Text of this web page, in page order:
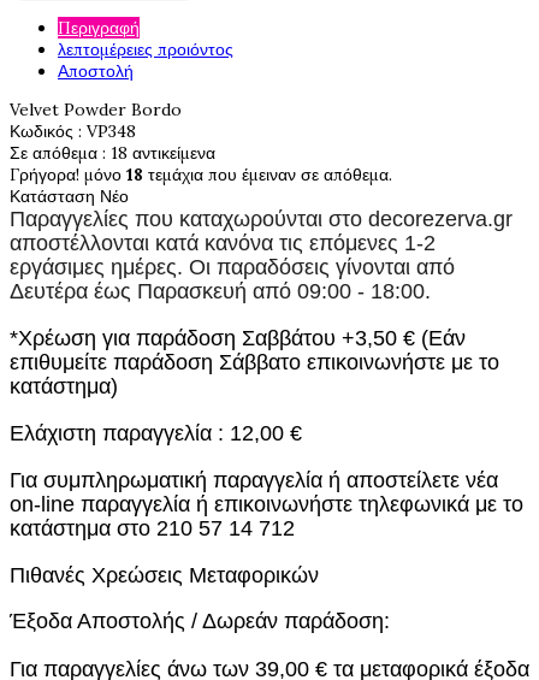
Περιγραφή
λεπτομέρειες προιόντος
Αποστολή
Velvet Powder Bordo
Κωδικός : VP348
Σε απόθεμα : 18 αντικείμενα
Γρήγορα! μόνο 18 τεμάχια που έμειναν σε απόθεμα.
Κατάσταση Νέο
Παραγγελίες που καταχωρούνται στο decorezerva.gr
αποστέλλονται κατά κανόνα τις επόμενες 1-2
εργάσιμες ημέρες. Οι παραδόσεις γίνονται από
Δευτέρα έως Παρασκευή από 09:00 - 18:00.
*Χρέωση για παράδοση Σαββάτου +3,50 € (Εάν
επιθυμείτε παράδοση Σάββατο επικοινωνήστε με το
κατάστημα)
Ελάχιστη παραγγελία : 12,00 €
Για συμπληρωματική παραγγελία ή αποστείλετε νέα
on-line παραγγελία ή επικοινωνήστε τηλεφωνικά με το
κατάστημα στο 210 57 14 712
Πιθανές Χρεώσεις Μεταφορικών
Έξοδα Αποστολής / Δωρεάν παράδοση:
Για παραγγελίες άνω των 39,00 € τα μεταφορικά έξοδα